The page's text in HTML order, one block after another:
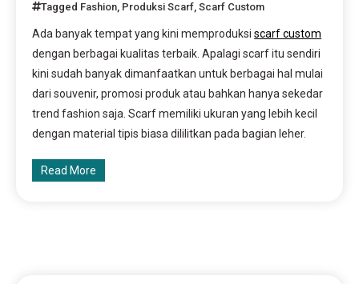
Tagged Fashion, Produksi Scarf,Scarf Custom
Ada banyak tempat yang kini memproduksiscarf custom
dengan berbagai kualitas terbaik. Apalagi scarf itu sendiri
kini sudah banyak dimanfaatkan untuk berbagai hal mulai
dari souvenir, promosi produk atau bahkan hanya sekedar
trend fashion saja. Scarf memiliki ukuran yang lebih kecil
dengan material tipis biasa dililitkan pada bagian leher.
Read More